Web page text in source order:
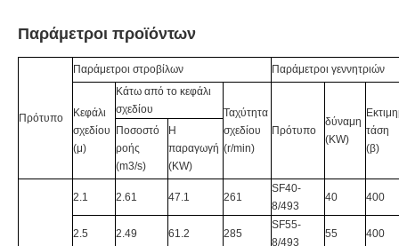
Παράμετροι προϊόντων
Πρότυπο
Παράμετροι στροβίλων Παράμετροι γεννητριών
Κεφάλι
σχεδίου
(μ)
Κάτω από το κεφάλι
σχεδίου
Ταχύτητα
σχεδίου
(r/min)
Πρότυπο
δύναμη
(KW)
τάση
(β)
Ποσοστό
ροής
(m3/s)
Η
παραγωγή
(KW)
2.1 2.61 47.1 261
SF40-
8/493
40 400
2.5 2.49 61.2 285
SF55-
8/493
55 400